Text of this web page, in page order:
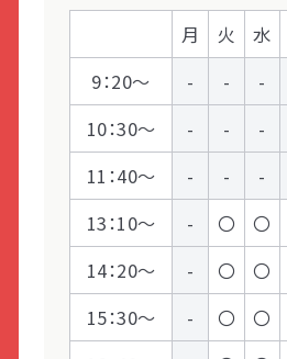
LITALICO教育ソフト
LITALICO研究所
月 火 水
9：20～
- - -
10：30～
- - -
11：40～
- - -
13：10～
- 〇 〇
14：20～
- 〇 〇
15：30～
- 〇 〇